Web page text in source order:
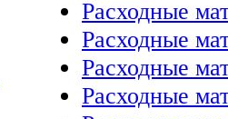
Расходные
Расходные
Расходные
Расходные